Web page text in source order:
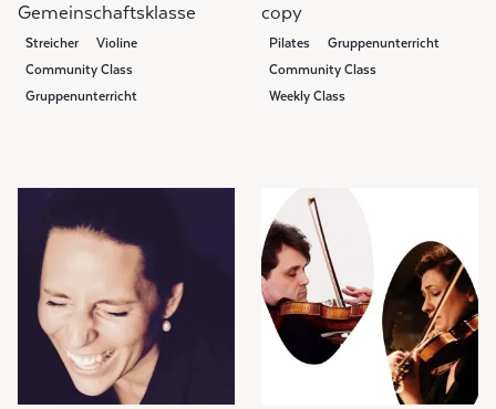
Gemeinschaftsklasse
Streicher
Violine
Community Class
Gruppenunterricht
copy
Pilates
Gruppenunterricht
Community Class
Weekly Class